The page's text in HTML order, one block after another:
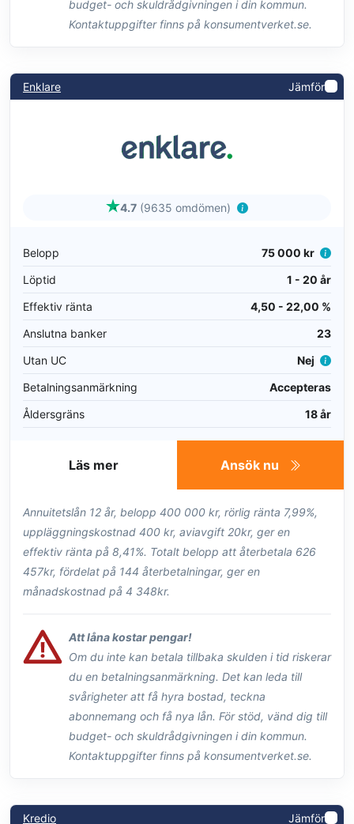
budget- och skuldrådgivningen i din kommun.
Kontaktuppgifter finns på konsumentverket.se.
Enklare Jämför
4.7 (9635 omdömen)
Belopp
75 000 kr
Löptid
1 - 20 år
Effektiv ränta
4,50 - 22,00 %
Anslutna banker
23
Utan UC
Nej
Betalningsanmärkning
Accepteras
Åldersgräns
18 år
Ansök nu
Läs mer
Annuitetslån 12 år, belopp 400 000 kr, rörlig ränta 7,99%,
uppläggningskostnad 400 kr, aviavgift 20kr, ger en
effektiv ränta på 8,41%. Totalt belopp att återbetala 626
457kr, fördelat på 144 återbetalningar, ger en
månadskostnad på 4 348kr.
Att låna kostar pengar!
Om du inte kan betala tillbaka skulden i tid riskerar
du en betalningsanmärkning. Det kan leda till
svårigheter att få hyra bostad, teckna
abonnemang och få nya lån. För stöd, vänd dig till
budget- och skuldrådgivningen i din kommun.
Kontaktuppgifter finns på konsumentverket.se.
Kredio Jämför